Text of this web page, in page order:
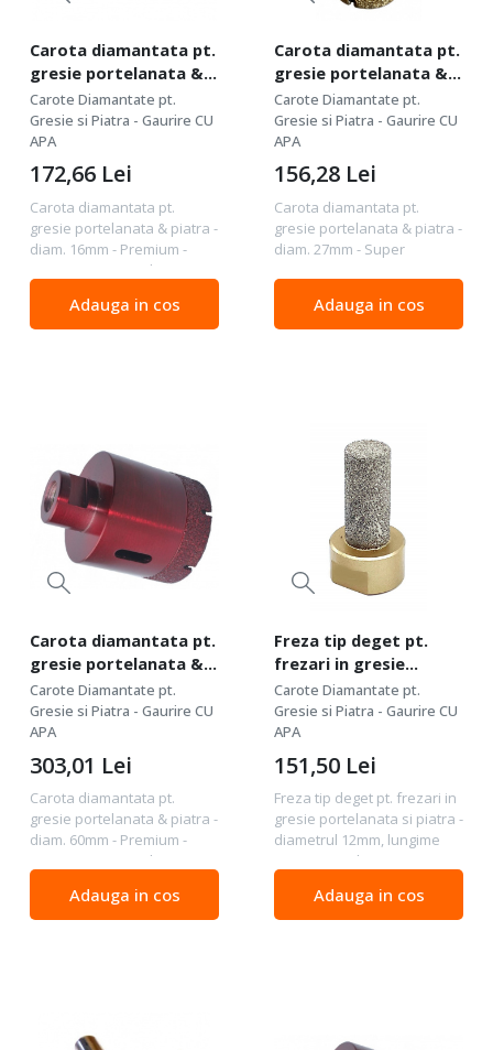
Carota diamantata pt.
gresie portelanata &
piatra - diam. 16mm -
Premium -
DXDH.80417.16
Carote Diamantate pt.
Gresie si Piatra - Gaurire CU
APA
Carota diamantata pt.
gresie portelanata & piatra -
diam. 16mm - Premium -
DXDH.80417.16 Calitate :
buna - durata de exploatare
foarte buna Pentru : gresii
172,66 Lei
Adauga in cos
Carota diamantata pt.
gresie portelanata &
piatra - diam. 27mm -
Super Premium -
DXDH.80407.27
Carote Diamantate pt.
Gresie si Piatra - Gaurire CU
APA
Carota diamantata pt.
gresie portelanata & piatra -
diam. 27mm - Super
cel mai inalt grad de calitate
- durata de exploatare
156,28 Lei
Adauga in cos
Carota diamantata pt.
gresie portelanata &
piatra - diam. 60mm -
Premium -
DXDH.80408.60
Carote Diamantate pt.
Gresie si Piatra - Gaurire CU
APA
Carota diamantata pt.
gresie portelanata & piatra -
diam. 60mm - Premium -
DXDH.80408.60 Calitate :
buna - durata de exploatare
foarte buna Pentru : gresii
303,01 Lei
Adauga in cos
Freza tip deget pt.
frezari in gresie
portelanata si piatra -
diametrul 12mm,
lungime 50mm -
prindere M14 -
DXDY.GOLD.Finger.D12.H50
Carote Diamantate pt.
Gresie si Piatra - Gaurire CU
APA
Freza tip deget pt. frezari in
gresie portelanata si piatra -
diametrul 12mm, lungime
50mm - prindere M14 -
Calitate : Premium -
performante exceptionale -
151,50 Lei
Adauga in cos